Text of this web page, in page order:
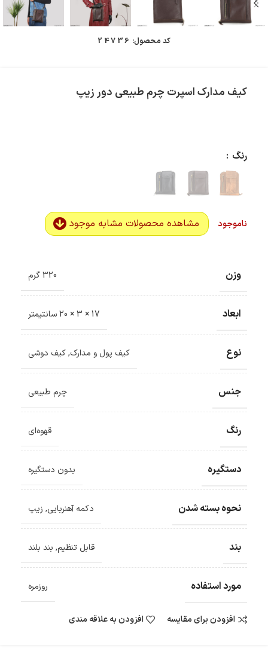
کد محصول: 24736
کیف مدارک اسپرت چرم طبیعی دور زیپ
رنگ
ناموجود مشاهده محصولات مشابه موجود
وزن 320 گرم
ابعاد 17 × 3 × 20 سانتیمتر
نوع کیف پول و مدارک,کیف دوشی
جنس چرم طبیعی
رنگ قهوه‌ای
دستگیره بدون دستگیره
نحوه بسته شدن دکمه آهنربایی, زیپ
بند قابل تنظیم, بند بلند
مورد استفاده روزمره
افزودن برای مقایسه افزودن به علاقه مندی
ضمانت اصالت کالا